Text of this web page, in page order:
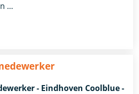
…
- Eindhoven Coolblue -